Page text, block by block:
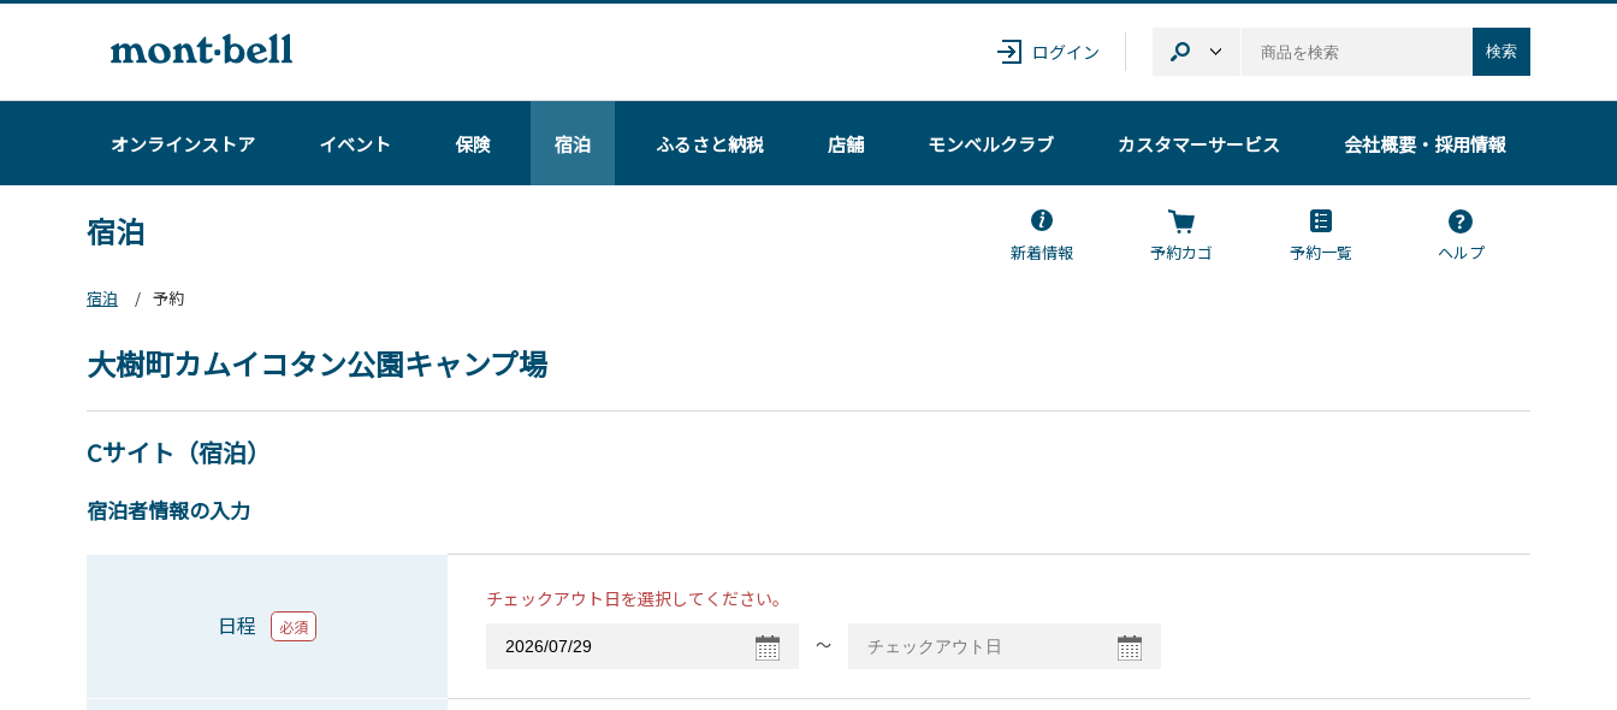
ログイン 検索
オンラインストア イベント 保険 宿泊 ふるさと納税 店舗 モンベルクラブ カスタマーサービス 会社概要・採用情報
宿泊
新着情報 予約カゴ 予約一覧
ヘルプ
宿泊
予約
大樹町カムイコタン公園キャンプ場
Cサイト（宿泊）
宿泊者情報の入力
日程 必須
チェックアウト日を選択してください。
〜